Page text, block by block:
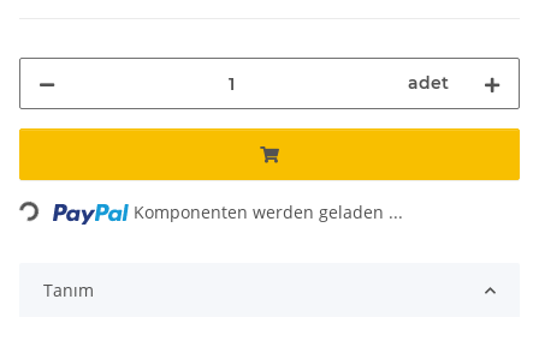
adet
Komponenten werden geladen ...
Tanım